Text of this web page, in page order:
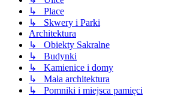
↳ Place
↳ Skwery i Parki
Architektura
↳ Obiekty Sakralne
↳ Budynki
↳ Kamienice i domy
↳ Mała architektura
↳ Pomniki i miejsca pamięci